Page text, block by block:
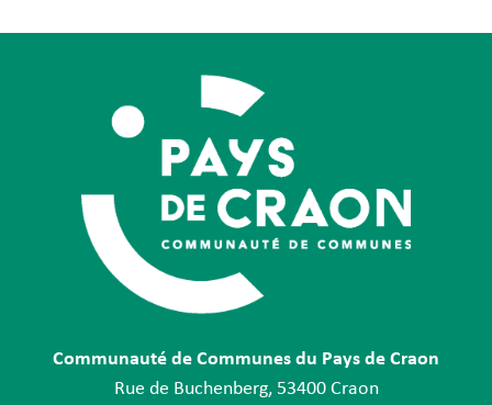
Communauté de Communes du Pays de Craon
Rue de Buchenberg, 53400 Craon